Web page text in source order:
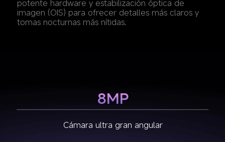
potente hardware y estabilización óptica de
imagen (OIS) para ofrecer detalles más claros y
tomas nocturnas más nítidas.
Cámara principal
8MP
Cámara ultra gran angularCámara macro